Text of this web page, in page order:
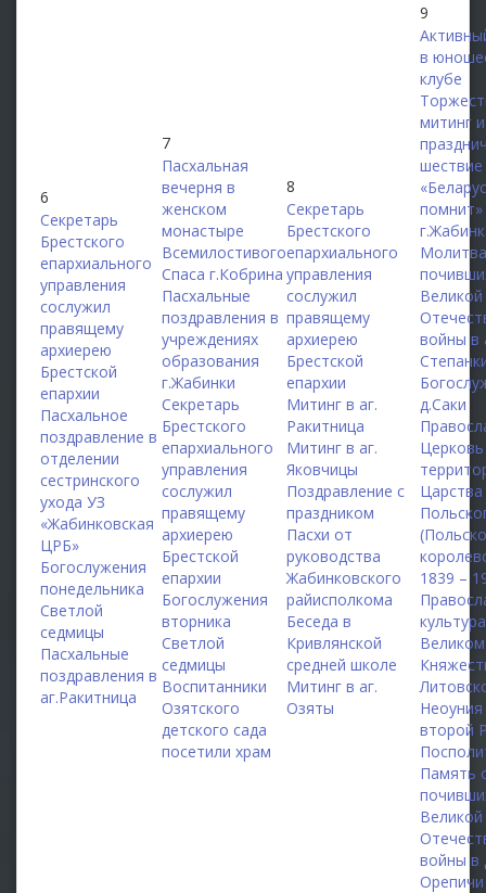
6
Секретарь
Брестского
епархиального
управления
сослужил
правящему
архиерею
Брестской
епархии
Пасхальное
поздравление в
отделении
сестринского
ухода УЗ
«Жабинковская
ЦРБ»
Богослужения
понедельника
Светлой
седмицы
Пасхальные
поздравления в
аг.Ракитница
7
Пасхальная
вечерня в
женском
монастыре
Всемилостивого
Спаса г.Кобрина
Пасхальные
поздравления в
учреждениях
образования
г.Жабинки
Секретарь
Брестского
епархиального
управления
сослужил
правящему
архиерею
Брестской
епархии
Богослужения
вторника
Светлой
седмицы
Воспитанники
Озятского
детского сада
посетили храм
8
Секретарь
Брестского
епархиального
управления
сослужил
правящему
архиерею
Брестской
епархии
Митинг в аг.
Ракитница
Митинг в аг.
Яковчицы
Поздравление с
праздником
Пасхи от
руководства
Жабинковского
райисполкома
Беседа в
Кривлянской
средней школе
Митинг в аг.
Озяты
9
в
клубе
митинг и
шествие
помнит»
Великой
войны в
д.Саки
Царства
1839 –
Великом
второй
Память
Великой
войны в
Орепичи